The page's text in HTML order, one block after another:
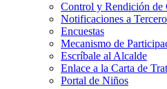
Control y Rendición de
Notificaciones a
Encuestas
Mecanismo de
Escríbale al Alcalde
Enlace a la Carta de
Portal de Niños